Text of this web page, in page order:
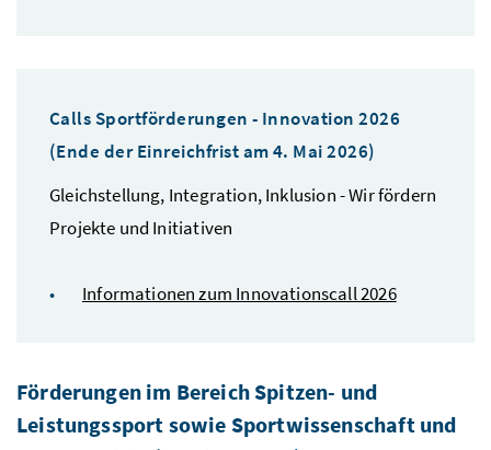
Calls Sportförderungen - Innovation 2026
(Ende der Einreichfrist am 4. Mai 2026)
Gleichstellung, Integration, Inklusion - Wir fördern
Projekte und Initiativen
Informationen zum Innovationscall 2026
Förderungen im Bereich Spitzen- und
Leistungssport sowie Sportwissenschaft und